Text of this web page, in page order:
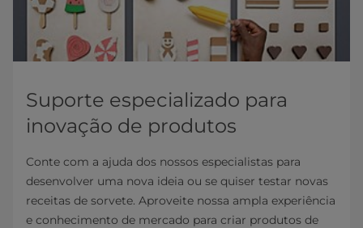
Suporte especializado para
inovação de produtos
Conte com a ajuda dos nossos especialistas para
desenvolver uma nova ideia ou se quiser testar novas
receitas de sorvete. Aproveite nossa ampla experiência
e conhecimento de mercado para criar produtos de